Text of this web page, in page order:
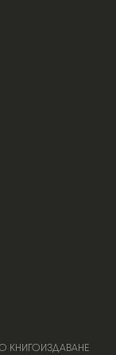
КНИГОИЗДАВАНЕ